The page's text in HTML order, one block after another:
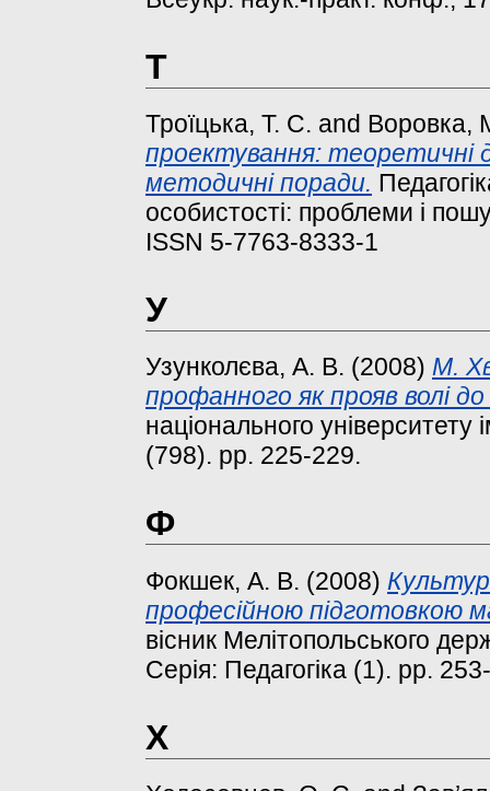
Т
Троїцька, Т. С. and Воровка,
проектування: теоретичні
методичні поради.
особистості: проблеми і
ISSN 5-7763-8333-1
У
Узунколєва, А. В. (2008) М.
профанного як прояв волі
національного університету
(798). pp. 225-229.
Ф
Фокшек, А. В. (2008)
професійною підготовкою
вісник Мелітопольського
Серія: Педагогіка (1). pp.
Х